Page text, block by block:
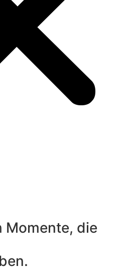
Momente, die